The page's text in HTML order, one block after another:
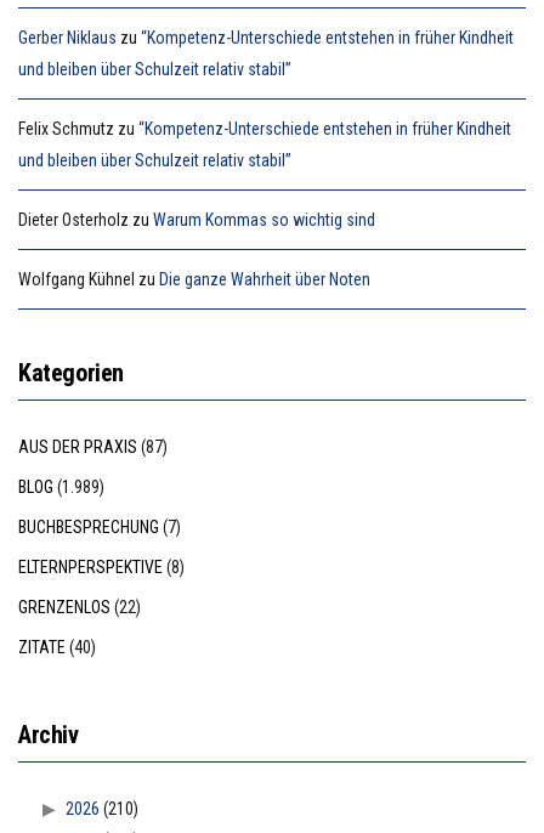
Gerber Niklaus zu “Kompetenz-Unterschiede entstehen in früher Kindheit
und bleiben über Schulzeit relativ stabil”
Felix Schmutz zu “Kompetenz-Unterschiede entstehen in früher Kindheit
und bleiben über Schulzeit relativ stabil”
Dieter Osterholz zu Warum Kommas so wichtig sind
Wolfgang Kühnel zu Die ganze Wahrheit über Noten
Kategorien
AUS DER PRAXIS (87)
BLOG (1.989)
BUCHBESPRECHUNG (7)
ELTERNPERSPEKTIVE(8)
GRENZENLOS (22)
ZITATE(40)
Archiv
2026 (210)